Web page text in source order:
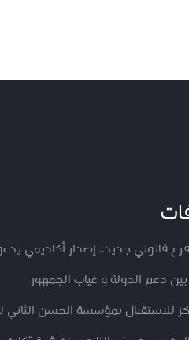
قانوني جديد.. إصدار أكاديمي
بين دعم الدولة و غياب الجمهور
للاستقبال بمؤسسة الحسن الثاني